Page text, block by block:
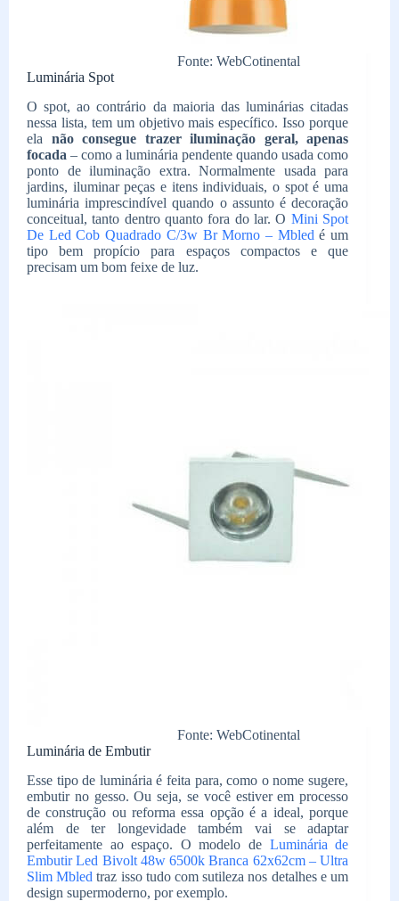
Fonte: WebCotinental
Luminária Spot
O spot, ao contrário da maioria das luminárias citadas
nessa lista, tem um objetivo mais específico. Isso porque
ela não consegue trazer iluminação geral, apenas
focada – como a luminária pendente quando usada como
ponto de iluminação extra. Normalmente usada para
jardins, iluminar peças e itens individuais, o spot é uma
luminária imprescindível quando o assunto é decoração
conceitual, tanto dentro quanto fora do lar. O Mini Spot
De Led Cob Quadrado C/3w Br Morno – Mbled é um
tipo bem propício para espaços compactos e que
precisam um bom feixe de luz.
Fonte: WebCotinental
Luminária de Embutir
Esse tipo de luminária é feita para, como o nome sugere,
embutir no gesso. Ou seja, se você estiver em processo
de construção ou reforma essa opção é a ideal, porque
além de ter longevidade também vai se adaptar
perfeitamente ao espaço. O modelo de Luminária de
Embutir Led Bivolt 48w 6500k Branca 62x62cm – Ultra
Slim Mbled traz isso tudo com sutileza nos detalhes e um
design supermoderno, por exemplo.